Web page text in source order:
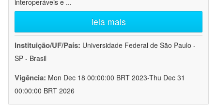
interoperáveis e ...
leia mais
Instituição/UF/País: Universidade Federal de São Paulo -
SP - Brasil
Vigência: Mon Dec 18 00:00:00 BRT 2023-Thu Dec 31
00:00:00 BRT 2026